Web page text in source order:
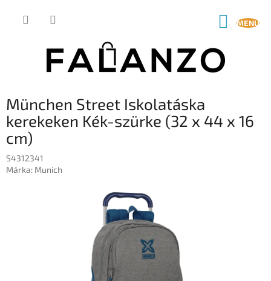
KOSÁR
München Street Iskolatáska
kerekeken Kék-szürke (32 x 44 x 16
cm)
S4312341
Márka: Munich